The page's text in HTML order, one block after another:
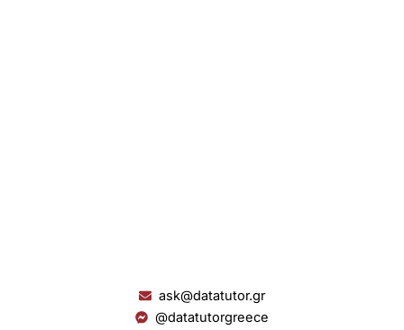
ask@datatutor.gr
@datatutorgreece